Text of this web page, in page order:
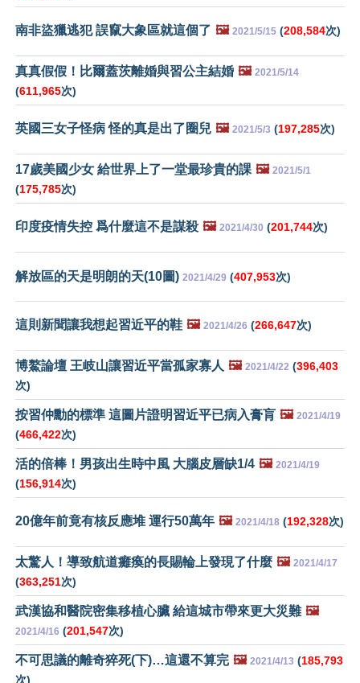
南非盜獵逃犯 誤竄大象區就這個了 🖼️ 2021/5/15 (208,584次)
真真假假！比爾蓋茨離婚與習公主結婚 🖼️ 2021/5/14
(611,965次)
英國三女子怪病 怪的真是出了圈兒 🖼️ 2021/5/3 (197,285次)
17歲美國少女 給世界上了一堂最珍貴的課 🖼️ 2021/5/1
(175,785次)
印度疫情失控 爲什麼這不是謀殺 🖼️ 2021/4/30 (201,744次)
解放區的天是明朗的天(10圖) 2021/4/29 (407,953次)
這則新聞讓我想起習近平的鞋 🖼️ 2021/4/26 (266,647次)
博鰲論壇 王岐山讓習近平當孤家寡人 🖼️ 2021/4/22 (396,403
次)
按習仲勳的標準 這圖片證明習近平已病入膏肓 🖼️ 2021/4/19
(466,422次)
活的倍棒！男孩出生時中風 大腦皮層缺1/4 🖼️ 2021/4/19
(156,914次)
20億年前竟有核反應堆 運行50萬年 🖼️ 2021/4/18 (192,328次)
太驚人！導致航道癱瘓的長賜輪上發現了什麼 🖼️ 2021/4/17
(363,251次)
武漢協和醫院密集移植心臟 給這城市帶來更大災難 🖼️
2021/4/16 (201,547次)
不可思議的離奇猝死(下)…這還不算完 🖼️ 2021/4/13 (185,793
次)